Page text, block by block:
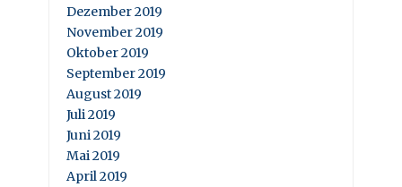
Dezember 2019
November 2019
Oktober 2019
September 2019
August 2019
Juli 2019
Juni 2019
Mai 2019
April 2019